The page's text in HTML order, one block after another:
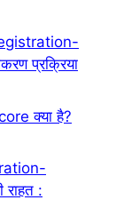
प्रक्रिया
क्या है?
राहत :